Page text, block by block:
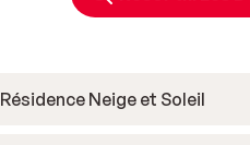
Résidence Neige et Soleil